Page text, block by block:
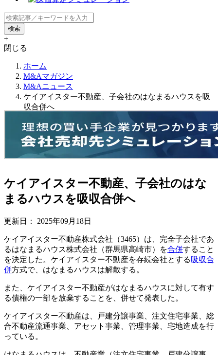
+
閉じる
ホーム
M&Aマガジン
M&Aニュース
ケイアイスター不動産、子会社のはなまるハウスを吸
収合併へ
ケイアイスター不動産、子会社のはな
まるハウスを吸収合併へ
更新日： 2025年09月18日
ケイアイスター不動産株式会社（3465）は、完全子会社であ
るはなまるハウス株式会社（群馬県高崎市）を合併すること
を決定した。ケイアイスター不動産を存続会社とする吸収合
併方式で、はなまるハウスは解散する。
また、ケイアイスター不動産がはなまるハウスに対して有す
る債権の一部を放棄することを、併せて発表した。
ケイアイスター不動産は、戸建分譲事業、注文住宅事業、総
合不動産流通事業、アセット事業、管理事業、宅地造成を行
っている。